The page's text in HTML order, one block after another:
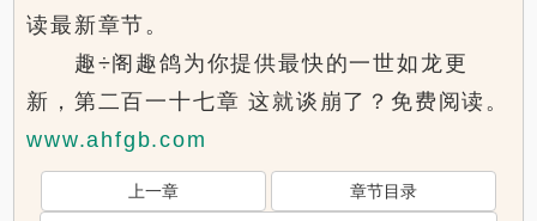
读最新章节。
趣÷阁趣鸽为你提供最快的一世如龙更
新，第二百一十七章 这就谈崩了？免费阅读。
www.ahfgb.com
上一章 章节目录